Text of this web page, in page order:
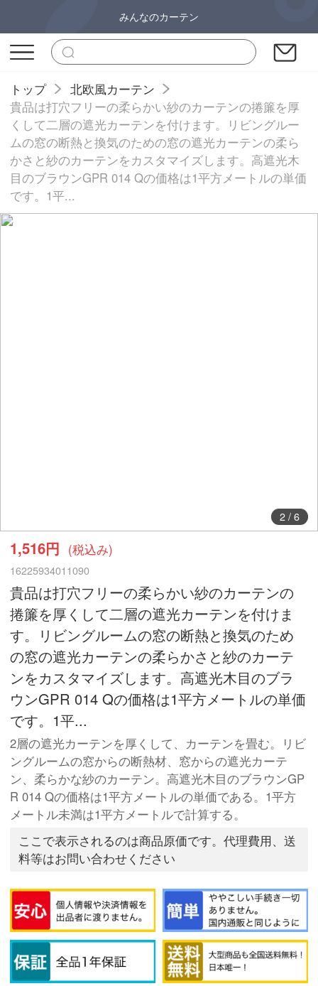
みんなのカーテン
トップ
北欧風カーテン
貴品は打穴フリーの柔らかい紗のカーテンの捲簾を厚
くして二層の遮光カーテンを付けます。リビングルー
ムの窓の断熱と換気のための窓の遮光カーテンの柔ら
かさと紗のカーテンをカスタマイズします。高遮光木
目のブラウンGPR 014 Qの価格は1平方メートルの単価
です。1平...
2/ 6
1,516円 (税込み)
16225934011090
貴品は打穴フリーの柔らかい紗のカーテンの
捲簾を厚くして二層の遮光カーテンを付けま
す。リビングルームの窓の断熱と換気のため
の窓の遮光カーテンの柔らかさと紗のカーテ
ンをカスタマイズします。高遮光木目のブラ
ウンGPR 014 Qの価格は1平方メートルの単価
です。1平...
2層の遮光カーテンを厚くして、カーテンを畳む。リビ
ングルームの窓からの断熱材、窓からの遮光カーテ
ン、柔らかな紗のカーテン。高遮光木目のブラウンGP
R 014 Qの価格は1平方メートルの単価である。1平方
メートル未満は1平方メートルで計算する。
ここで表示されるのは商品原価です。代理費用、送
料等はお問い合わせください